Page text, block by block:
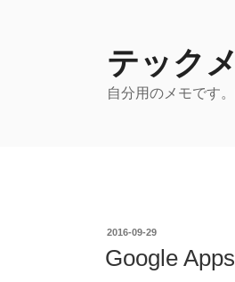
テック
自分用のメモです
投
日:
2016-09-29
Google